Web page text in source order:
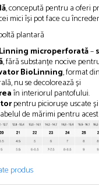
, concepută pentru a oferi
mici își pot face cu
plantară
microperforată–
, fără substanțe nocive
BioLinning, format din
nu se decolorează și
în interiorul pantofului.
pentru piciorușe uscate
de mărimi pentru
produs